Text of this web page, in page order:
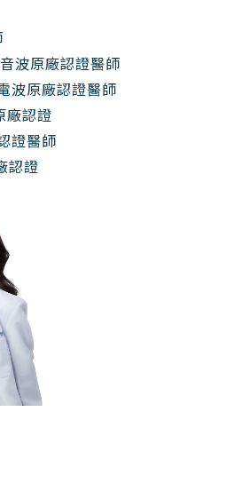
波原廠認證醫師
波原廠認證醫師
廠認證
證醫師
認證